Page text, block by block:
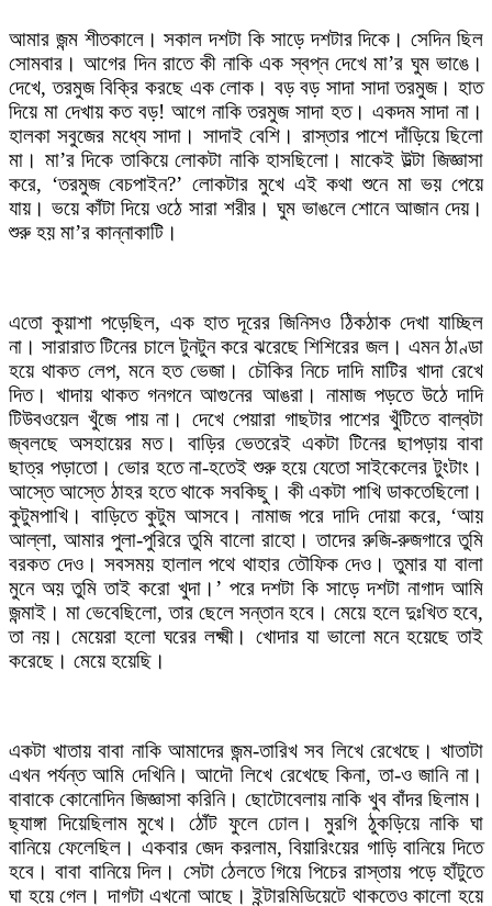
আমার জন্ম শীতকালে। সকাল দশটা কি সাড়ে দশটার দিকে। সেদিন ছিল
সোমবার। আগের দিন রাতে কী নাকি এক স্বপ্ন দেখে মা’র ঘুম ভাঙে।
দেখে, তরমুজ বিক্রি করছে এক লোক। বড় বড় সাদা সাদা তরমুজ। হাত
দিয়ে মা দেখায় কত বড়! আগে নাকি তরমুজ সাদা হত। একদম সাদা না।
হালকা সবুজের মধ্যে সাদা। সাদাই বেশি। রাস্তার পাশে দাঁড়িয়ে ছিলো
মা। মা’র দিকে তাকিয়ে লোকটা নাকি হাসছিলো। মাকেই উল্টা জিজ্ঞাসা
করে, ‘তরমুজ বেচপাইন?’ লোকটার মুখে এই কথা শুনে মা ভয় পেয়ে
যায়। ভয়ে কাঁটা দিয়ে ওঠে সারা শরীর। ঘুম ভাঙলে শোনে আজান দেয়।
শুরু হয় মা’র কান্নাকাটি।
এতো কুয়াশা পড়েছিল, এক হাত দূরের জিনিসও ঠিকঠাক দেখা যাচ্ছিল
না। সারারাত টিনের চালে টুনটুন করে ঝরেছে শিশিরের জল। এমন ঠাণ্ডা
হয়ে থাকত লেপ, মনে হত ভেজা। চৌকির নিচে দাদি মাটির খাদা রেখে
দিত। খাদায় থাকত গনগনে আগুনের আঙরা। নামাজ পড়তে উঠে দাদি
টিউবওয়েল খুঁজে পায় না। দেখে পেয়ারা গাছটার পাশের খুঁটিতে বাল্বটা
জ্বলছে অসহায়ের মত। বাড়ির ভেতরেই একটা টিনের ছাপড়ায় বাবা
ছাত্র পড়াতো। ভোর হতে না-হতেই শুরু হয়ে যেতো সাইকেলের টুংটাং।
আস্তে আস্তে ঠাহর হতে থাকে সবকিছু। কী একটা পাখি ডাকতেছিলো।
কুটুমপাখি। বাড়িতে কুটুম আসবে। নামাজ পরে দাদি দোয়া করে, ‘আয়
আল্লা, আমার পুলা-পুরিরে তুমি বালো রাহো। তাদের রুজি-রুজগারে তুমি
বরকত দেও। সবসময় হালাল পথে থাহার তৌফিক দেও। তুমার যা বালা
মুনে অয় তুমি তাই করো খুদা।’ পরে দশটা কি সাড়ে দশটা নাগাদ আমি
জন্মাই। মা ভেবেছিলো, তার ছেলে সন্তান হবে। মেয়ে হলে দুঃখিত হবে,
তা নয়। মেয়েরা হলো ঘরের লক্ষ্মী। খোদার যা ভালো মনে হয়েছে তাই
করেছে। মেয়ে হয়েছি।
একটা খাতায় বাবা নাকি আমাদের জন্ম-তারিখ সব লিখে রেখেছে। খাতাটা
এখন পর্যন্ত আমি দেখিনি। আদৌ লিখে রেখেছে কিনা, তা-ও জানি না।
বাবাকে কোনোদিন জিজ্ঞাসা করিনি। ছোটোবেলায় নাকি খুব বাঁদর ছিলাম।
ছ্যাঙ্গা দিয়েছিলাম মুখে। ঠোঁট ফুলে ঢোল। মুরগি ঠুকড়িয়ে নাকি ঘা
বানিয়ে ফেলেছিল। একবার জেদ করলাম, বিয়ারিংয়ের গাড়ি বানিয়ে দিতে
হবে। বাবা বানিয়ে দিল। সেটা ঠেলতে গিয়ে পিচের রাস্তায় পড়ে হাঁটুতে
ঘা হয়ে গেল। দাগটা এখনো আছে। ইন্টারমিডিয়েটে থাকতেও কালো হয়ে